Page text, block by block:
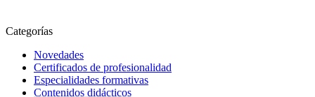
Categorías
Novedades
Certificados de profesionalidad
Especialidades formativas
Contenidos didácticos